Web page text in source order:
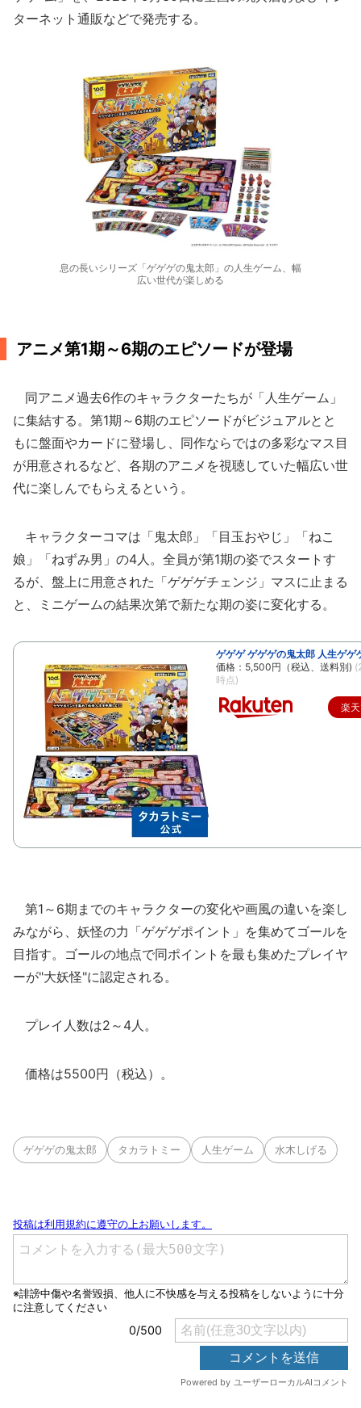
ターネット通販などで発売する。
息の長いシリーズ「ゲゲゲの鬼太郎」の人生ゲーム、幅
広い世代が楽しめる
アニメ第1期～6期のエピソードが登場
同アニメ過去6作のキャラクターたちが「人生ゲーム」
に集結する。第1期～6期のエピソードがビジュアルとと
もに盤面やカードに登場し、同作ならではの多彩なマス目
が用意されるなど、各期のアニメを視聴していた幅広い世
代に楽しんでもらえるという。
キャラクターコマは「鬼太郎」「目玉おやじ」「ねこ
娘」「ねずみ男」の4人。全員が第1期の姿でスタートす
るが、盤上に用意された「ゲゲゲチェンジ」マスに止まる
と、ミニゲームの結果次第で新たな期の姿に変化する。
ゲゲゲ ゲゲゲの鬼太郎 人生ゲゲ
価格：5,500円（税込、送料別)
時点)
楽
第1～6期までのキャラクターの変化や画風の違いを楽し
みながら、妖怪の力「ゲゲゲポイント」を集めてゴールを
目指す。ゴールの地点で同ポイントを最も集めたプレイヤ
ーが"大妖怪"に認定される。
プレイ人数は2～4人。
価格は5500円（税込）。
ゲゲゲの鬼太郎 タカラトミー 人生ゲーム 水木しげる